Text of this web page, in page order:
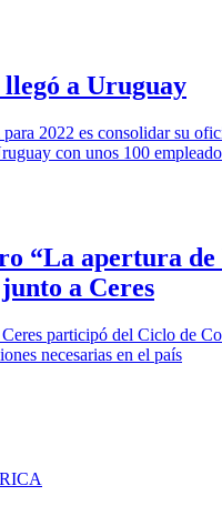
a Uruguay
2022 es consolidar su
con unos 100
“La apertura de
a Ceres
participó del Ciclo de
necesarias en el país